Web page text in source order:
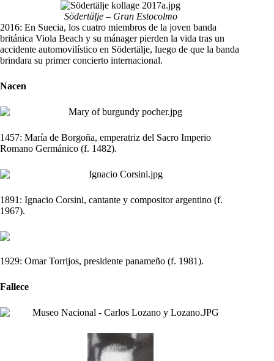
Södertälje – Gran Estocolmo
2016: En Suecia, los cuatro miembros de la joven banda
británica Viola Beach y su mánager pierden la vida tras un
accidente automovilístico en Södertälje, luego de que la banda
brindara su primer concierto internacional.
Nacen
1457: María de Borgoña, emperatriz del Sacro Imperio
Romano Germánico (f. 1482).
1891: Ignacio Corsini, cantante y compositor argentino (f.
1967).
1929: Omar Torrijos, presidente panameño (f. 1981).
Fallece